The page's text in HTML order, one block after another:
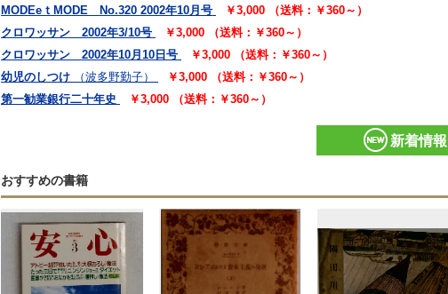
MODEeｔMODE No.320 2002年10月号
￥3,000 （送料：￥360～）
クロワッサン 2002年3/10号
￥3,000 （送料：￥360～）
クロワッサン 2002年10月10日号
￥3,000 （送料：￥360～）
幼児のしつけ
（波多野勤子）
￥3,000 （送料：￥360～）
第一勧業銀行二十年史
￥3,000 （送料：￥360～）
新着情報
おすすめの書籍